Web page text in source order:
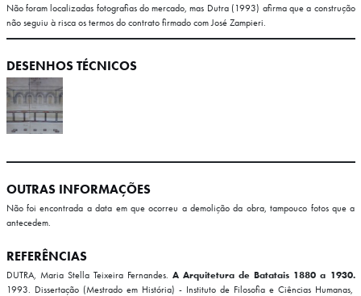
Não foram localizadas fotografias do mercado, mas Dutra (1993) afirma que a construção
não seguiu à risca os termos do contrato firmado com José Zampieri.
DESENHOS TÉCNICOS
OUTRAS INFORMAÇÕES
Não foi encontrada a data em que ocorreu a demolição da obra, tampouco fotos que a
antecedem.
REFERÊNCIAS
DUTRA, Maria Stella Teixeira Fernandes. A Arquitetura de Batatais 1880 a 1930.
1993. Dissertação (Mestrado em História) - Instituto de Filosofia e Ciências Humanas,